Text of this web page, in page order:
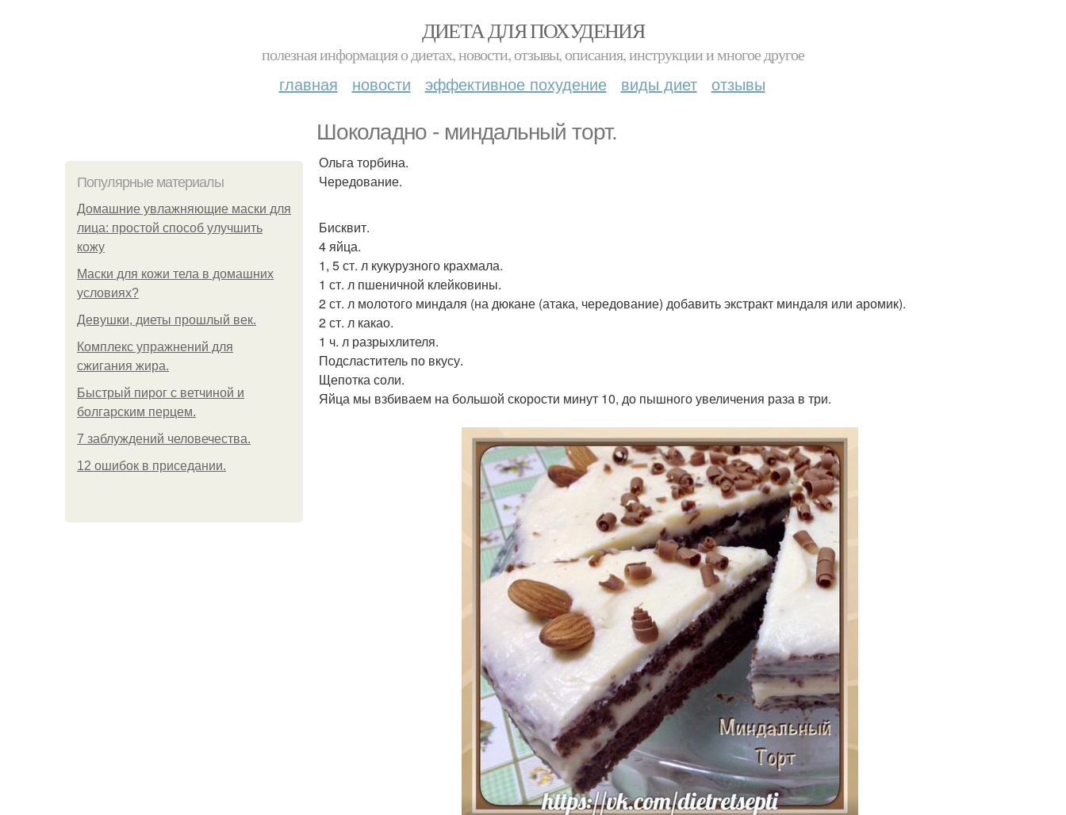
ДИЕТА ДЛЯ ПОХУДЕНИЯ
полезная информация о диетах, новости, отзывы, описания, инструкции и многое другое
главная новости эффективное похудение виды диет отзывы
Шоколадно - миндальный торт.
Популярные материалы
Домашние увлажняющие маски для
лица: простой способ улучшить
кожу
Маски для кожи тела в домашних
условиях?
Девушки, диеты прошлый век.
Комплекс упражнений для
сжигания жира.
Быстрый пирог с ветчиной и
болгарским перцем.
7 заблуждений человечества.
12 ошибок в приседании.
Ольга торбина.
Чередование.
Бисквит.
4 яйца.
1, 5 ст. л кукурузного крахмала.
1 ст. л пшеничной клейковины.
2 ст. л молотого миндаля (на дюкане (атака, чередование) добавить экстракт миндаля или аромик).
2 ст. л какао.
1 ч. л разрыхлителя.
Подсластитель по вкусу.
Щепотка соли.
Яйца мы взбиваем на большой скорости минут 10, до пышного увеличения раза в три.